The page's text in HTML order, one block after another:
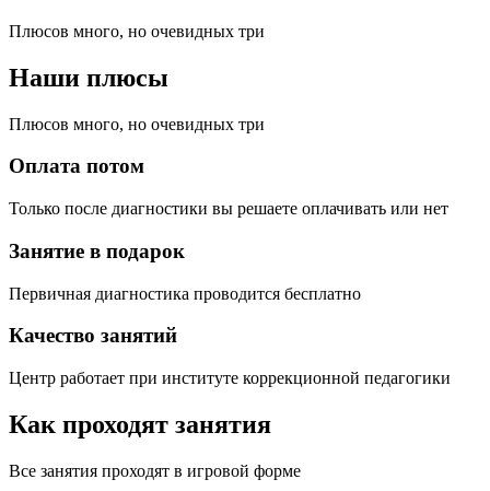
Плюсов много, но очевидных три
Наши плюсы
Плюсов много, но очевидных три
Оплата потом
Только после диагностики вы решаете оплачивать или нет
Занятие в подарок
Первичная диагностика проводится бесплатно
Качество занятий
Центр работает при институте коррекционной педагогики
Как проходят занятия
Все занятия проходят в игровой форме